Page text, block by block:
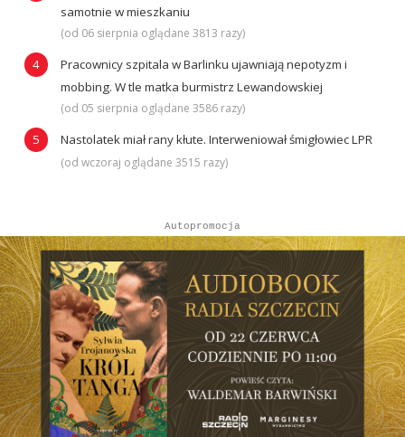
samotnie w mieszkaniu
(od 06 sierpnia oglądane 3813 razy)
Pracownicy szpitala w Barlinku ujawniają nepotyzm i
mobbing. W tle matka burmistrz Lewandowskiej
(od 05 sierpnia oglądane 3586 razy)
Nastolatek miał rany kłute. Interweniował śmigłowiec LPR
(od wczoraj oglądane 3515 razy)
Autopromocja